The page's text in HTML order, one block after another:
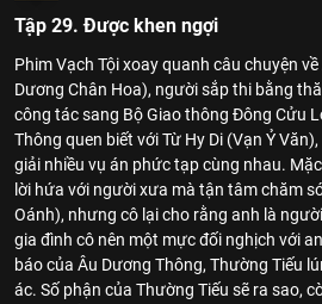
Tập 29. Được khen ngợi
Phim Vạch Tội xoay quanh câu chuyện
Dương Chân Hoa), người sắp thi bằng
công tác sang Bộ Giao thông Đông Cửu
Thông quen biết với Từ Hy Di (Vạn Ỷ
giải nhiều vụ án phức tạp cùng nhau.
lời hứa với người xưa mà tận tâm chăm
Oánh), nhưng cô lại cho rằng anh là
gia đình cô nên một mực đối nghịch với
báo của Âu Dương Thông, Thường Tiếu
ác. Số phận của Thường Tiếu sẽ ra sao,